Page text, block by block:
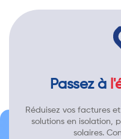
Passez à
Réduisez vos factures
solutions en isolation,
solaires.